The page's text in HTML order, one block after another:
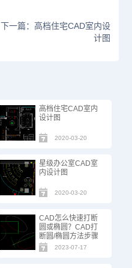
下一篇：高档住宅CAD室内设
计图
高档住宅CAD室内
设计图
2020-03-20
星级办公室CAD室
内设计图
2020-03-20
CAD怎么快速打断
圆或椭圆？CAD打
断圆/椭圆方法步骤
2023-07-17